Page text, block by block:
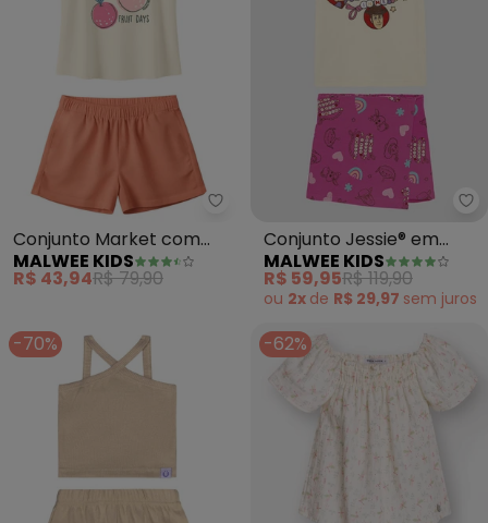
Malwee Kids - Conjunto
Conjunto Market com
Glitter (Off White)
MALWEE KIDS
R$ 43,94R$ 79,90
Conjunto Jessie® em
Malha (Bege)
MALWEE KIDS
R$ 59,95R$ 119,90
ou 2x de R$ 29,97 sem juros
-70% -62%